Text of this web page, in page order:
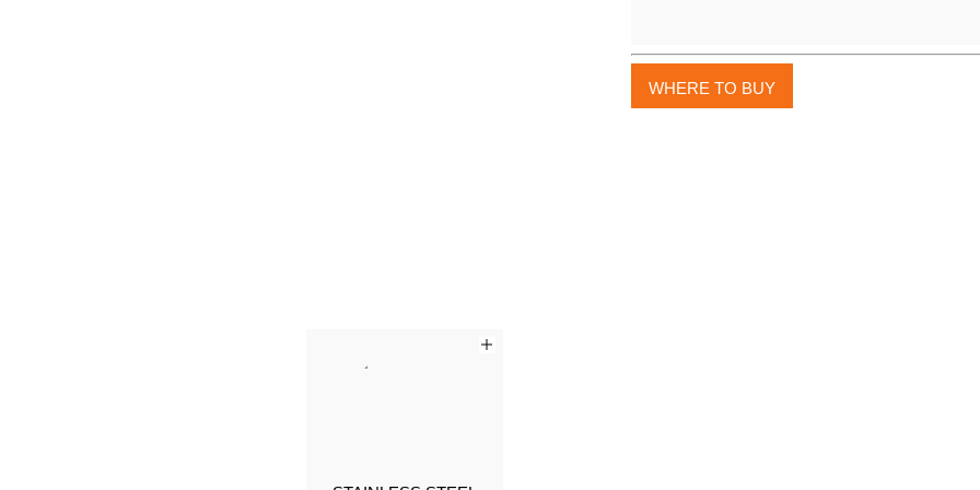
WHERE TO BUY